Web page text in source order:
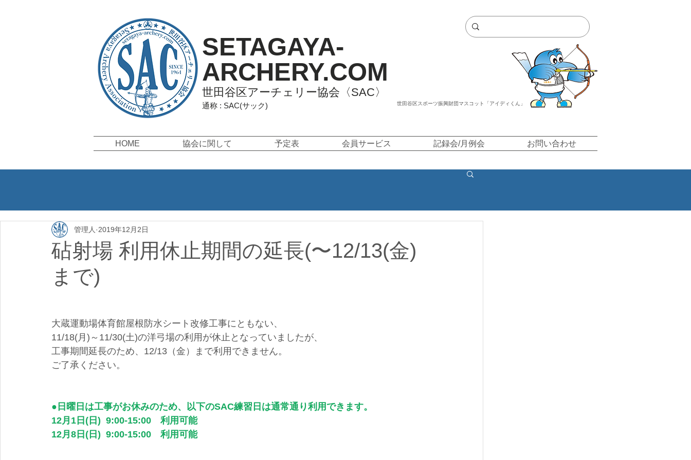
SETAGAYA-
ARCHERY.COM
世田谷区アーチェリー協会〈SAC〉
世田谷区スポーツ振興財団マスコット「アイディくん」
通称 : SAC(サック)
HOME 協会に関して 予定表 会員サービス 記録会/月例会 お問い合わせ
砧射場 利用休止期間の延長(〜12/13(金)
まで)
管理人 2019年12月2日
大蔵運動場体育館屋根防水シート改修工事にともない、
11/18(月)～11/30(土)の洋弓場の利用が休止となっていましたが、
工事期間延長のため、12/13（金）まで利用できません。
ご了承ください。
●日曜日は工事がお休みのため、以下のSAC練習日は通常通り利用できます。
12月1日(日)  9:00-15:00　利用可能
12月8日(日)  9:00-15:00　利用可能